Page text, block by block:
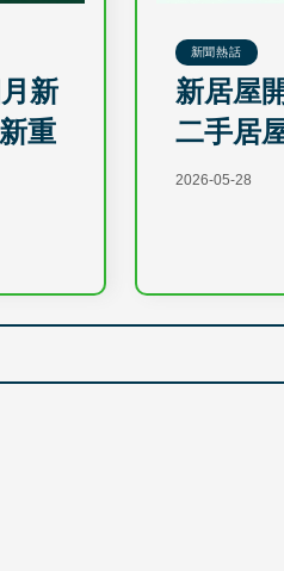
新
重
新聞熱話
新居屋
二手居
2026-05-28